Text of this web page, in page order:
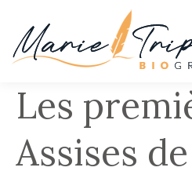
Les
Assises